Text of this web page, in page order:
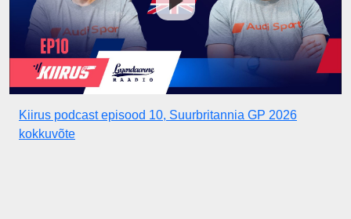
Kiirus podcast episood 10, Suurbritannia GP 2026
kokkuvõte